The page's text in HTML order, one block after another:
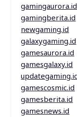
gamingaurora.id
gamingberita.id
newgaming.id
galaxygaming.id
gamesaurora.id
gamesgalaxy.id
gamescosmic.id
gamesberita.id
gamesnews.id